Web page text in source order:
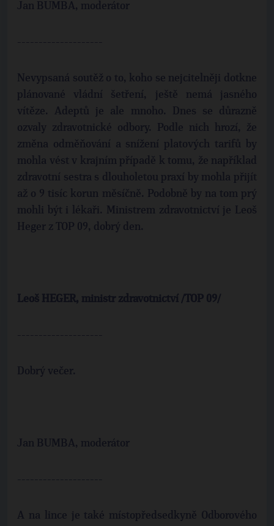
Jan BUMBA, moderátor
--------------------
Nevypsaná soutěž o to, koho se nejcitelněji dotkne
plánované vládní šetření, ještě nemá jasného
vítěze. Adeptů je ale mnoho. Dnes se důrazně
ozvaly zdravotnické odbory. Podle nich hrozí, že
změna odměňování a snížení platových tarifů by
mohla vést v krajním případě k tomu, že například
zdravotní sestra s dlouholetou praxí by mohla přijít
až o 9 tisíc korun měsíčně. Podobně by na tom prý
mohli být i lékaři. Ministrem zdravotnictví je Leoš
Heger z TOP 09, dobrý den.
Leoš HEGER, ministr zdravotnictví /TOP 09/
--------------------
Dobrý večer.
Jan BUMBA, moderátor
--------------------
A na lince je také místopředsedkyně Odborového